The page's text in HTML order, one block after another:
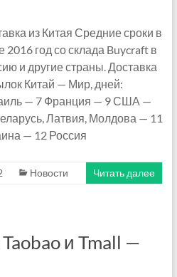
из Китая Средние сроки в
2016 год со склада Buycraft в
и другие страны. Доставка
Китай — Мир, дней:
— 7 Франция — 9 США —
Латвия, Молдова — 11
— 12 Россия
Новости Читать далее
и Tmall —